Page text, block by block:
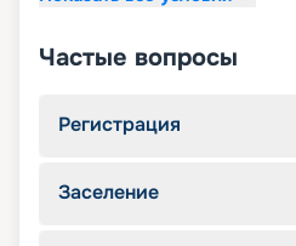
Частые вопросы
Регистрация
Заселение